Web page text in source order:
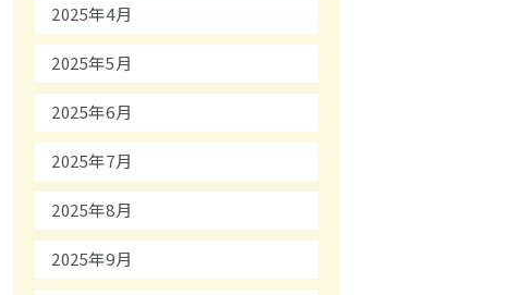
2025年4月
2025年5月
2025年6月
2025年7月
2025年8月
2025年9月